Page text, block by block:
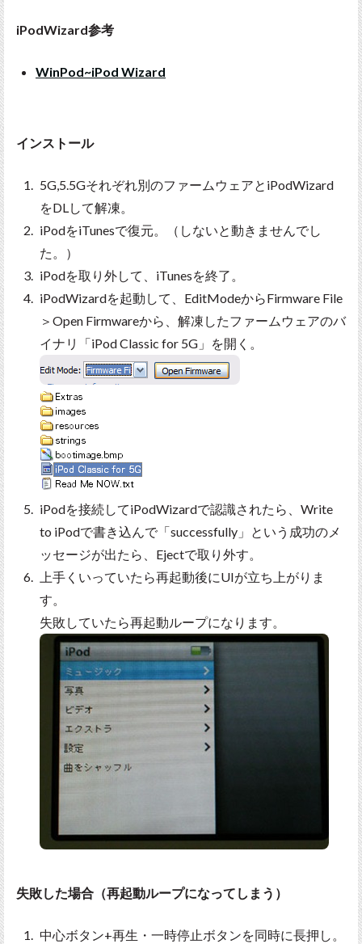
iPodWizard参考
WinPod~iPod Wizard
インストール
5G,5.5Gそれぞれ別のファームウェアとiPodWizard
をDLして解凍。
iPodをiTunesで復元。（しないと動きませんでし
た。）
iPodを取り外して、iTunesを終了。
iPodWizardを起動して、EditModeからFirmware File
＞Open Firmwareから、解凍したファームウェアのバ
イナリ「iPod Classic for 5G」を開く。
iPodを接続してiPodWizardで認識されたら、Write
to iPodで書き込んで「successfully」という成功のメ
ッセージが出たら、Ejectで取り外す。
上手くいっていたら再起動後にUIが立ち上がりま
す。
失敗していたら再起動ループになります。
失敗した場合（再起動ループになってしまう）
中心ボタン+再生・一時停止ボタンを同時に長押し。